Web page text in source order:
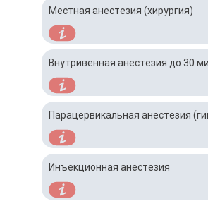
Местная анестезия (хирургия)
Внутривенная анестезия до 30
Парацервикальная анестезия
Инъекционная анестезия